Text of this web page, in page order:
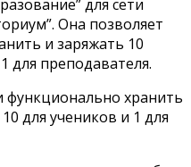
для сети
Она позволяет
и заряжать 10
для преподавателя.
функционально хранить
для учеников и 1 для